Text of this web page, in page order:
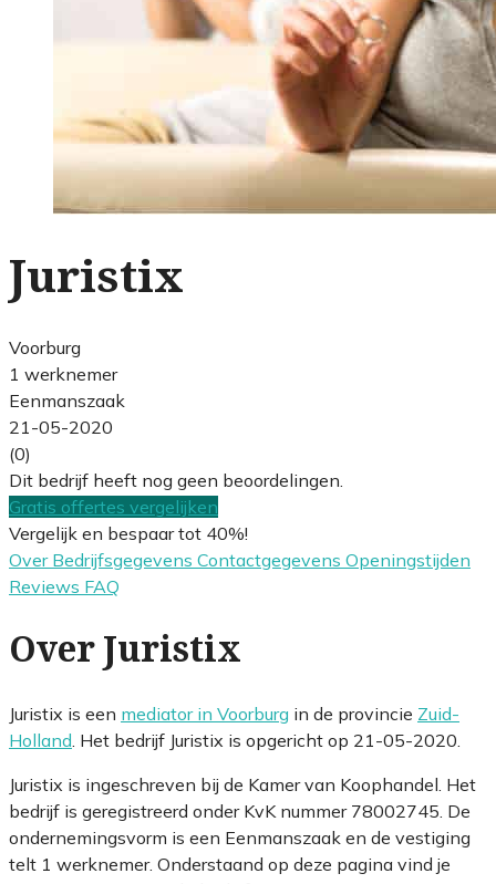
Juristix
Voorburg
1 werknemer
Eenmanszaak
21-05-2020
(0)
Dit bedrijf heeft nog geen beoordelingen.
Gratis offertes vergelijken
Vergelijk en bespaar tot 40%!
Over Bedrijfsgegevens Contactgegevens Openingstijden
Reviews FAQ
Over Juristix
Juristix is een mediator in Voorburg in de provincie Zuid-
Holland . Het bedrijf Juristix is opgericht op 21-05-2020.
Juristix is ingeschreven bij de Kamer van Koophandel. Het
bedrijf is geregistreerd onder KvK nummer 78002745. De
ondernemingsvorm is een Eenmanszaak en de vestiging
telt 1 werknemer. Onderstaand op deze pagina vind je